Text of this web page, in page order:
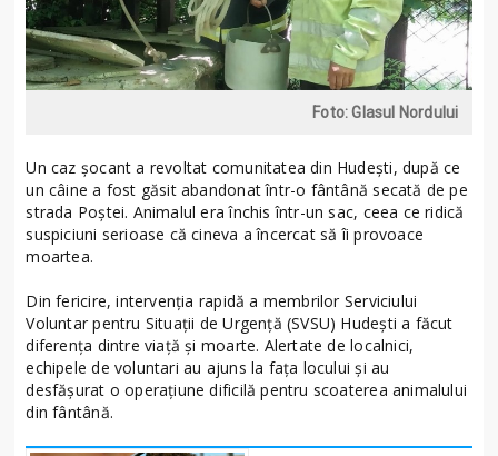
Foto: Glasul Nordului
Un caz șocant a revoltat comunitatea din Hudești, după ce
un câine a fost găsit abandonat într-o fântână secată de pe
strada Poștei. Animalul era închis într-un sac, ceea ce ridică
suspiciuni serioase că cineva a încercat să îi provoace
moartea.
Din fericire, intervenția rapidă a membrilor Serviciului
Voluntar pentru Situații de Urgență (SVSU) Hudești a făcut
diferența dintre viață și moarte. Alertate de localnici,
echipele de voluntari au ajuns la fața locului și au
desfășurat o operațiune dificilă pentru scoaterea animalului
din fântână.